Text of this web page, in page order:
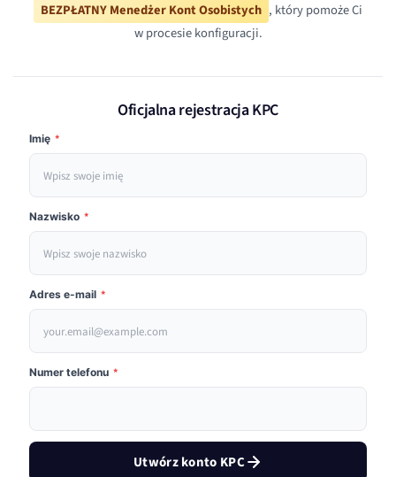
BEZPŁATNY Menedżer Kont Osobistych , który pomoże Ci
w procesie konfiguracji.
Oficjalna rejestracja KPC
Imię *
Nazwisko *
Adres e-mail *
Numer telefonu *
Utwórz konto KPC